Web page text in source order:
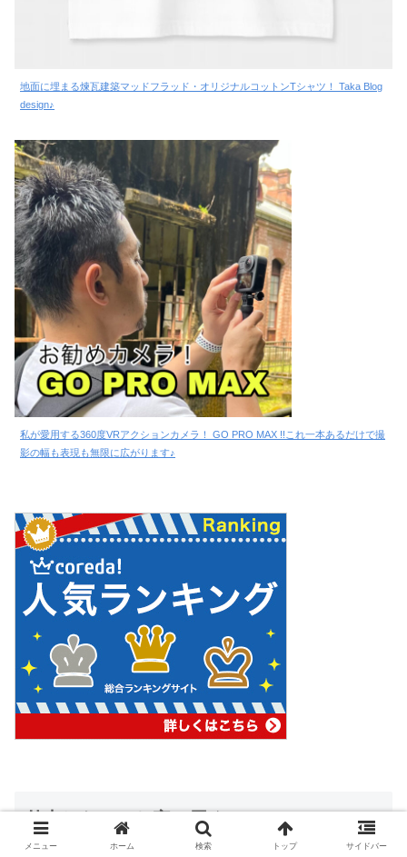
地面に埋まる煉瓦建築マッドフラッド・オリジナルコットンTシャツ！ Taka Blog
design♪
私が愛用する360度VRアクションカメラ！ GO PRO MAX !!これ一本あるだけで撮
影の幅も表現も無限に広がります♪
外出しないでお家に届く♪
メニュー ホーム 検索 トップ サイドバー